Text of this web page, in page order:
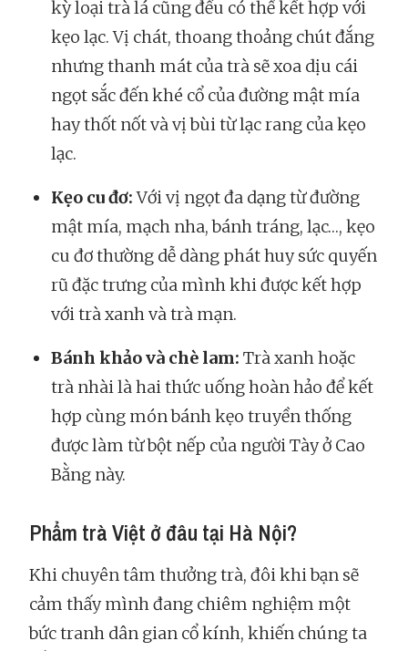
kỳ loại trà lá cũng đều có thể kết hợp với
kẹo lạc. Vị chát, thoang thoảng chút đắng
nhưng thanh mát của trà sẽ xoa dịu cái
ngọt sắc đến khé cổ của đường mật mía
hay thốt nốt và vị bùi từ lạc rang của kẹo
lạc.
Kẹo cu đơ:Với vị ngọt đa dạng từ đường
mật mía, mạch nha, bánh tráng, lạc…, kẹo
cu đơ thường dễ dàng phát huy sức quyến
rũ đặc trưng của mình khi được kết hợp
với trà xanh và trà mạn.
Bánh khảo và chè lam: Trà xanh hoặc
trà nhài là hai thức uống hoàn hảo để kết
hợp cùng món bánh kẹo truyền thống
được làm từ bột nếp của người Tày ở Cao
Bằng này.
Phẩm trà Việt ở đâu tại Hà Nội?
Khi chuyên tâm thưởng trà, đôi khi bạn sẽ
cảm thấy mình đang chiêm nghiệm một
bức tranh dân gian cổ kính, khiến chúng ta